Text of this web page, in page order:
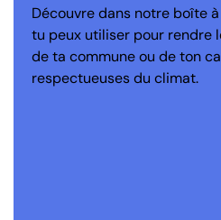
Découvre dans notre boîte
tu peux utiliser pour rendre
de ta commune ou de ton
respectueuses du climat.